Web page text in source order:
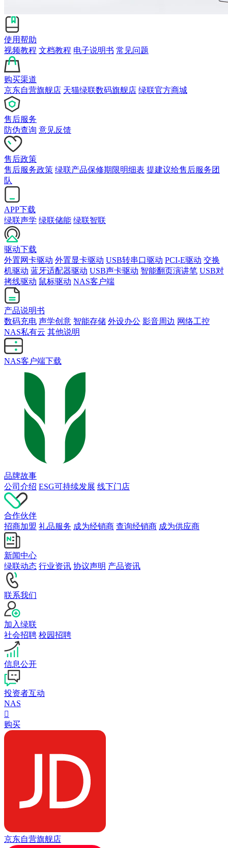
使用帮助
视频教程 文档教程 电子说明书 常见问题
购买渠道
京东自营旗舰店 天猫绿联数码旗舰店 绿联官方商城
售后服务
防伪查询 意见反馈
售后政策
售后服务政策 绿联产品保修期限明细表 提建议给售后服务团
队
APP下载
绿联声学 绿联储能 绿联智联
驱动下载
外置网卡驱动 外置显卡驱动 USB转串口驱动 PCI-E驱动 交换
机驱动 蓝牙适配器驱动 USB声卡驱动 智能翻页演讲笔 USB对
拷线驱动 鼠标驱动 NAS客户端
产品说明书
数码充电 声学创意 智能存储 外设办公 影音周边 网络工控
NAS私有云 其他说明
NAS客户端下载
品牌故事
公司介绍 ESG可持续发展 线下门店
合作伙伴
招商加盟 礼品服务 成为经销商 查询经销商 成为供应商
新闻中心
绿联动态 行业资讯 协议声明 产品资讯
联系我们
加入绿联
社会招聘 校园招聘
信息公开
投资者互动
NAS

购买
京东自营旗舰店